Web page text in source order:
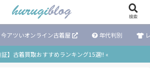
アツいオンライン古着屋 年代判別
証】古着買取おすすめランキング15選!! «
検索